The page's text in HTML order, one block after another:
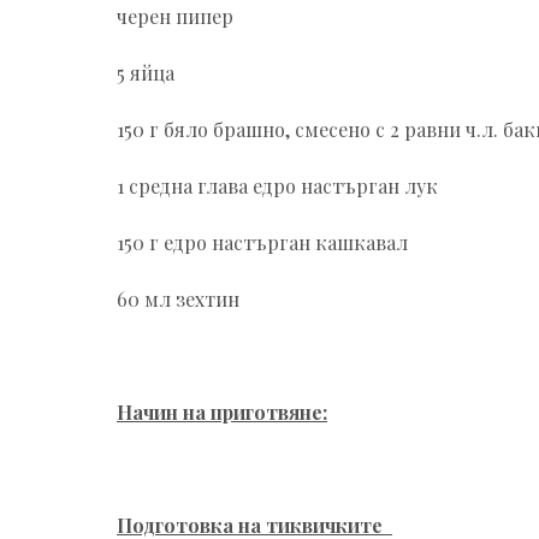
черен пипер
5 яйца
150 г бяло брашно, смесено с 2 равни ч.л.
1 средна глава едро настърган лук
150 г едро настърган кашкавал
60 мл зехтин
Начин на приготвяне:
Подготовка на тиквичките